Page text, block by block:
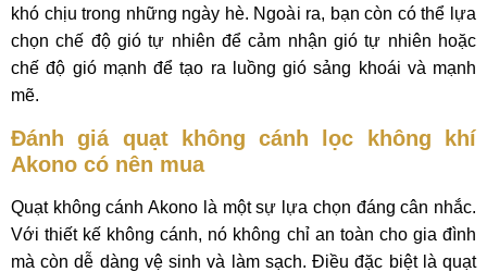
khó chịu trong những ngày hè. Ngoài ra, bạn còn có thể lựa
chọn chế độ gió tự nhiên để cảm nhận gió tự nhiên hoặc
chế độ gió mạnh để tạo ra luồng gió sảng khoái và mạnh
mẽ.
Đánh giá quạt không cánh lọc không khí
Akono có nên mua
Quạt không cánh Akono là một sự lựa chọn đáng cân nhắc.
Với thiết kế không cánh, nó không chỉ an toàn cho gia đình
mà còn dễ dàng vệ sinh và làm sạch. Điều đặc biệt là quạt